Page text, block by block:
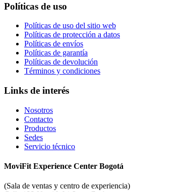
Políticas de uso
Políticas de uso del sitio web
Políticas de protección a datos
Políticas de envíos
Políticas de garantía
Políticas de devolución
Términos y condiciones
Links de interés
Nosotros
Contacto
Productos
Sedes
Servicio técnico
MoviFit Experience Center Bogotá
(Sala de ventas y centro de experiencia)